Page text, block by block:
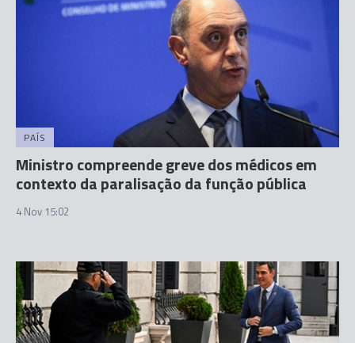
PAÍS
Ministro compreende greve dos médicos em
contexto da paralisação da função pública
4 Nov 15:02